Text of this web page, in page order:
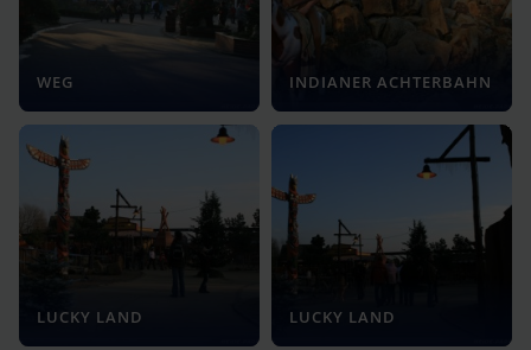
WEG INDIANER ACHTERBAHN
LUCKY LAND LUCKY LAND